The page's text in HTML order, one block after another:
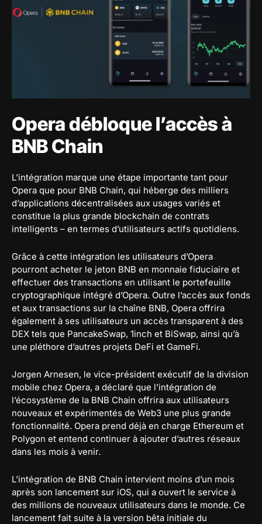
Opera débloque l’accès à
BNB Chain
L’intégration marque une étape importante tant pour
Opera que pour BNB Chain, qui héberge des milliers
d’applications décentralisées aux usages variés et
constitue la plus grande blockchain de contrats
intelligents – en termes d’utilisateurs actifs quotidiens.
Grâce à cette intégration les utilisateurs d’Opera
pourront acheter le jeton BNB en monnaie fiduciaire et
effectuer des transactions en utilisant le portefeuille
cryptographique intégré d’Opera. Outre l’accès aux fonds
et aux transactions sur la chaîne BNB, Opera offrira
également à ses utilisateurs un accès transparent à des
DEX tels que PancakeSwap, 1inch et BiSwap, ainsi qu’à
une pléthore d’autres projets DeFi et GameFi.
Jorgen Arnesen, le vice-président exécutif de la division
mobile chez Opera, a déclaré que l’intégration de
l’écosystème de la BNB Chain offrira aux utilisateurs
nouveaux et expérimentés de Web3 une plus grande
fonctionnalité. Opera prend déjà en charge Ethereum et
Polygon et entend continuer à ajouter d’autres réseaux
dans les mois à venir.
L’intégration de BNB Chain intervient moins d’un mois
après son lancement sur iOS, qui a ouvert le service à
des millions de nouveaux utilisateurs dans le monde. Ce
lancement fait suite à la version bêta initiale du